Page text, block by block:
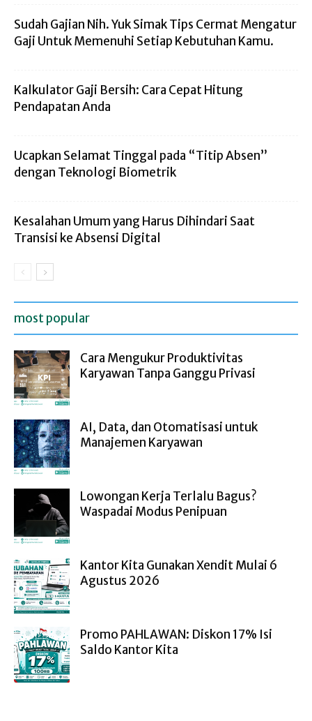
Sudah Gajian Nih. Yuk Simak Tips Cermat Mengatur
Gaji Untuk Memenuhi Setiap Kebutuhan Kamu.
Kalkulator Gaji Bersih: Cara Cepat Hitung
Pendapatan Anda
Ucapkan Selamat Tinggal pada “Titip Absen”
dengan Teknologi Biometrik
Kesalahan Umum yang Harus Dihindari Saat
Transisi ke Absensi Digital
most popular
Cara Mengukur Produktivitas
Karyawan Tanpa Ganggu Privasi
AI, Data, dan Otomatisasi untuk
Manajemen Karyawan
Lowongan Kerja Terlalu Bagus?
Waspadai Modus Penipuan
Kantor Kita Gunakan Xendit Mulai 6
Agustus 2026
Promo PAHLAWAN: Diskon 17% Isi
Saldo Kantor Kita